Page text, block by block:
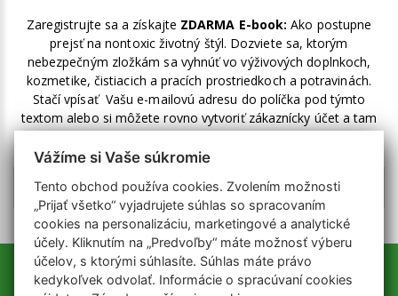
Zaregistrujte sa a získajte ZDARMA E-book: Ako postupne
prejsť na nontoxic životný štýl. Dozviete sa, ktorým
nebezpečným zložkám sa vyhnúť vo výživových doplnkoch,
kozmetike, čistiacich a pracích prostriedkoch a potravinách.
Stačí vpísať Vašu e-mailovú adresu do políčka pod týmto
textom alebo si môžete rovno vytvoriť zákaznícky účet a tam
Vážíme si Vaše súkromie
Tento obchod používa cookies. Zvolením možnosti
„Prijať všetko“ vyjadrujete súhlas so spracovaním
cookies na personalizáciu, marketingové a analytické
účely. Kliknutím na „Predvoľby“ máte možnosť výberu
účelov, s ktorými súhlasíte. Súhlas máte právo
kedykoľvek odvolať. Informácie o spracúvaní cookies